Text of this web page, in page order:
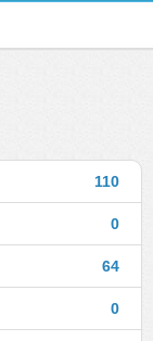
110
0
64
0